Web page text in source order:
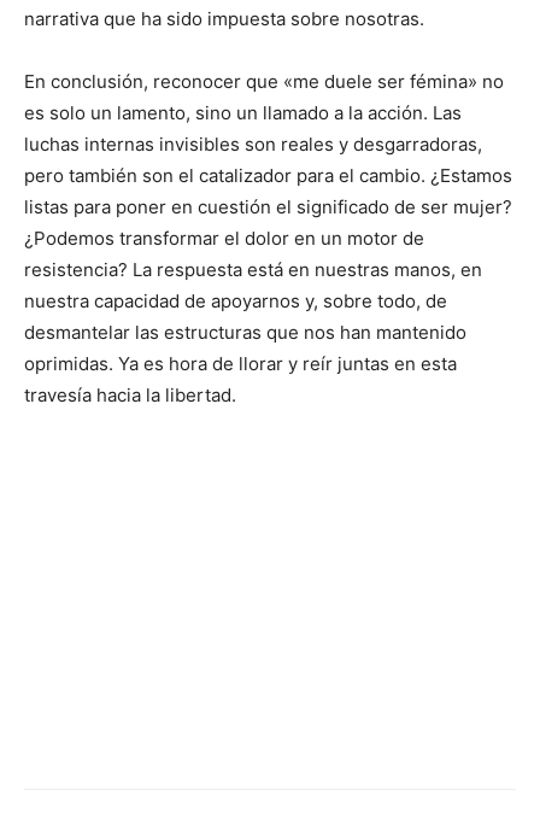
narrativa que ha sido impuesta sobre nosotras.
En conclusión, reconocer que «me duele ser fémina» no
es solo un lamento, sino un llamado a la acción. Las
luchas internas invisibles son reales y desgarradoras,
pero también son el catalizador para el cambio. ¿Estamos
listas para poner en cuestión el significado de ser mujer?
¿Podemos transformar el dolor en un motor de
resistencia? La respuesta está en nuestras manos, en
nuestra capacidad de apoyarnos y, sobre todo, de
desmantelar las estructuras que nos han mantenido
oprimidas. Ya es hora de llorar y reír juntas en esta
travesía hacia la libertad.